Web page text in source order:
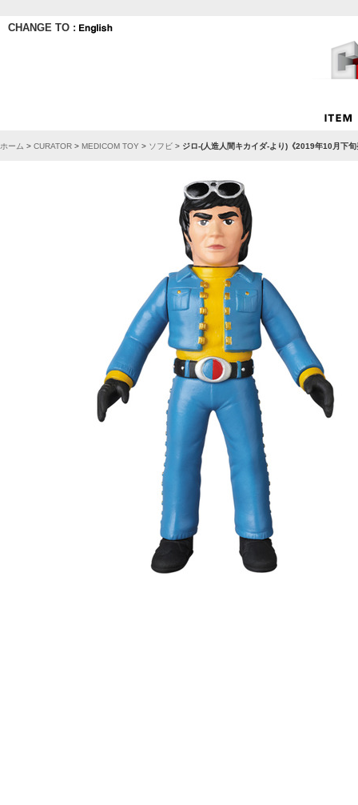
CHANGE TO :
ホーム > CURATOR > MEDICOM TOY > ソフビ > ジロ-(人造人間キカイダ-より)《2019年10月下